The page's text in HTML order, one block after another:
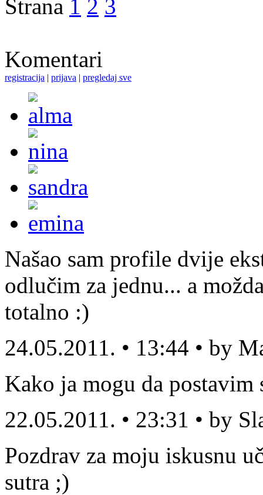
Strana 1 2 3
Komentari
registracija | prijava | pregledaj sve
Našao sam profile dvije
odlučim za jednu... a
totalno :)
24.05.2011. • 13:44 • by
Kako ja mogu da
22.05.2011. • 23:31 • by
Pozdrav za moju iskusnu
sutra ;)